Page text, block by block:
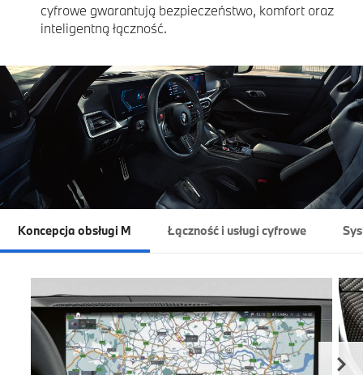
cyfrowe gwarantują bezpieczeństwo, komfort oraz
inteligentną łączność.
Koncepcja obsługi M Łączność i usługi cyfrowe